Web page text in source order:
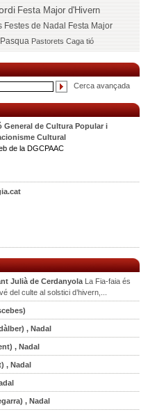
Festa Major d'Hivern
Festes de Nadal Festa Major
Pasqua Pastorets Caga tió
Cerca avançada
General de Cultura Popular i
Cultural
de la DGCPAAC
Julià de Cerdanyola La Fia-faia és
del culte al solstici d’hivern,...
, Nadal
, Nadal
, Nadal
, Nadal